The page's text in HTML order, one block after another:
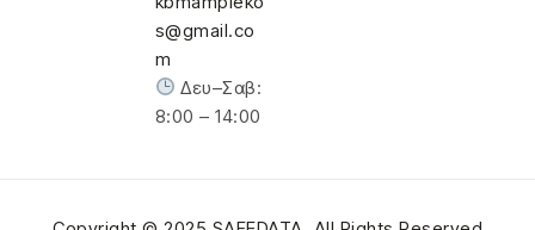
s@gmail.co
m
Δευ–Σαβ:
8:00 – 14:00